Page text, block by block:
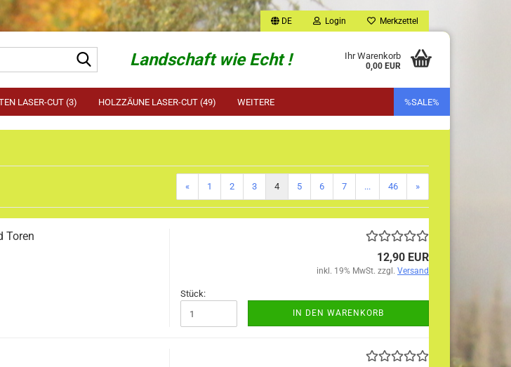
DE Login Merkzettel
Landschaft wie Echt ! Ihr Warenkorb
0,00 EUR
LASER-CUT (3) HOLZZÄUNE LASER-CUT (49) %SALE%
WEITERE
« 1 2 3 4 5 6 7 ... 46 »
Toren
12,90 EUR
inkl. 19% MwSt. zzgl. Versand
Stück:
IN DEN WARENKORB